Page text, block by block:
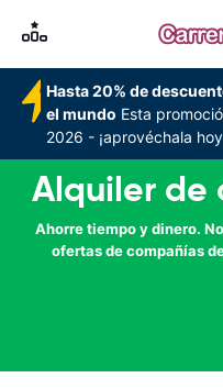
Hasta 20% de
el mundo Esta
2026 - ¡aprovéchala
Alquiler de
Ahorre tiempo y dinero.
ofertas de compañías